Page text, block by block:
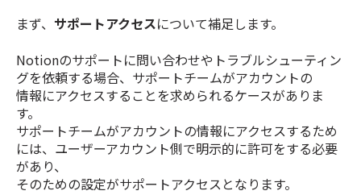
まず、 サポートアクセスについて補足します。
Notionのサポートに問い合わせやトラブルシューティン
グを依頼する場合、サポートチームがアカウントの
情報にアクセスすることを求められるケースがありま
す。
サポートチームがアカウントの情報にアクセスするため
には、ユーザーアカウント側で明示的に許可をする必要
があり、
そのための設定がサポートアクセスとなります。